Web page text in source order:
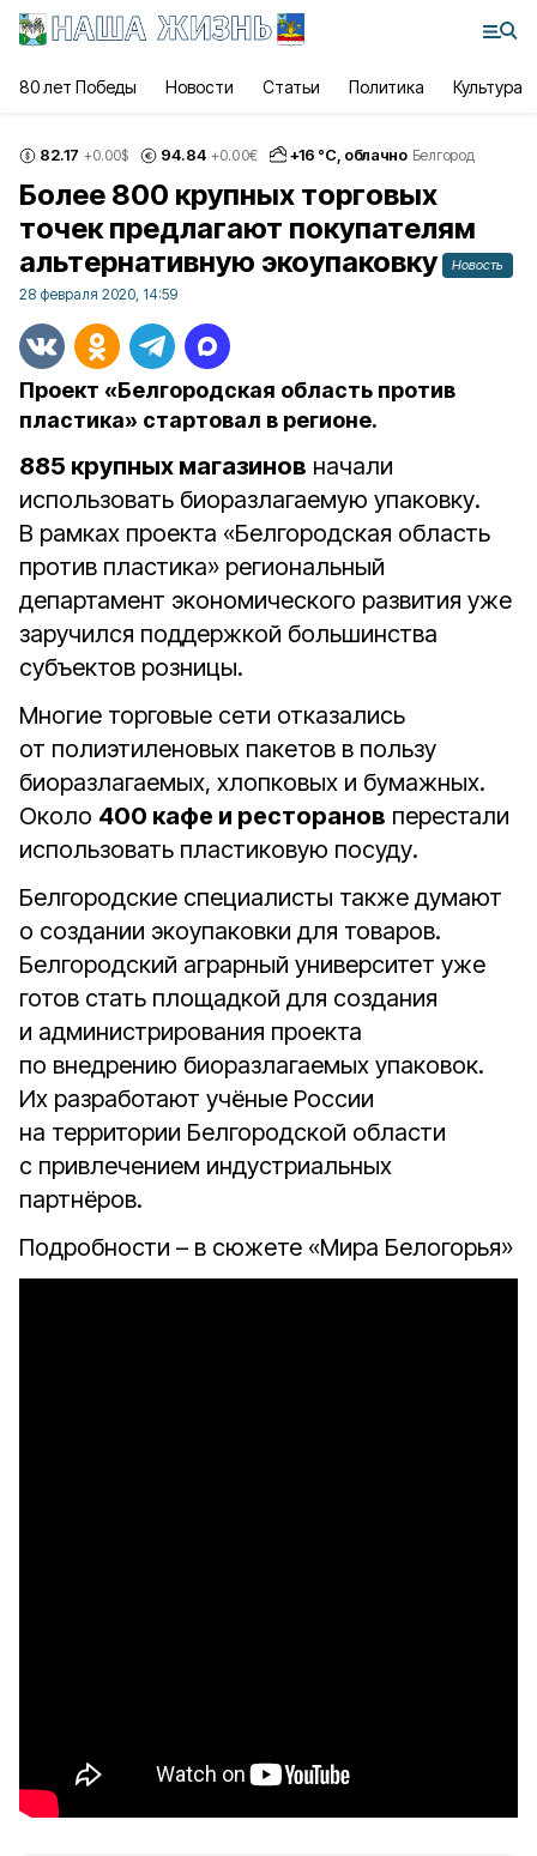
80 лет Победы Новости Статьи Политика Культура
82.17 +0.00$ 94.84 +0.00€ +16 °С, облачно Белгород
Более 800 крупных торговых
точек предлагают покупателям
альтернативную экоупаковку
Новость
28 февраля 2020, 14:59
Проект «Белгородская область против
пластика» стартовал в регионе.
885 крупных магазинов начали
использовать биоразлагаемую упаковку.
В рамках проекта «Белгородская область
против пластика» региональный
департамент экономического развития уже
заручился поддержкой большинства
субъектов розницы.
Многие торговые сети отказались
от полиэтиленовых пакетов в пользу
биоразлагаемых, хлопковых и бумажных.
Около 400 кафе и ресторанов перестали
использовать пластиковую посуду.
Белгородские специалисты также думают
о создании экоупаковки для товаров.
Белгородский аграрный университет уже
готов стать площадкой для создания
и администрирования проекта
по внедрению биоразлагаемых упаковок.
Их разработают учёные России
на территории Белгородской области
с привлечением индустриальных
партнёров.
Подробности – в сюжете «Мира Белогорья»